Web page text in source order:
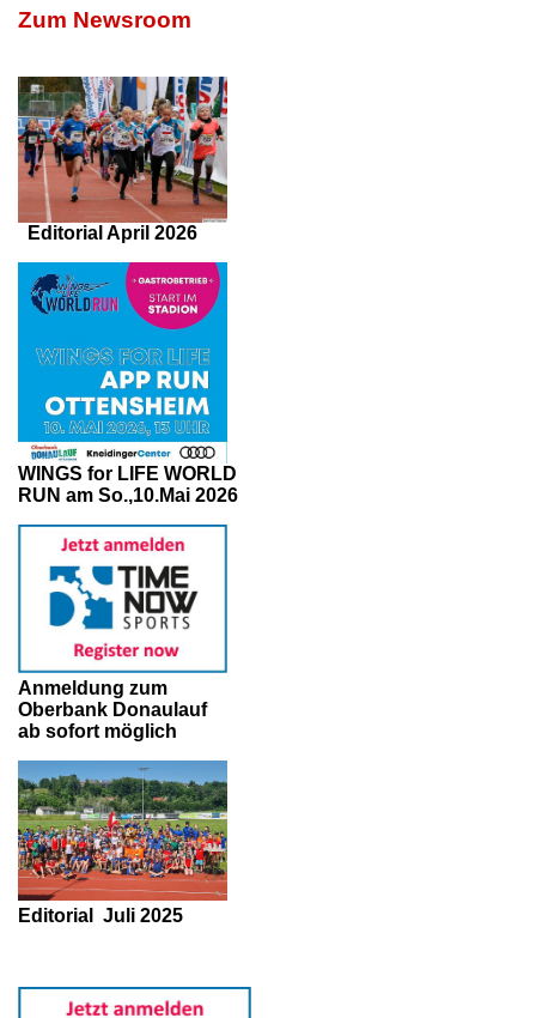
Zum Newsroom
Editorial April 2026
WINGS for LIFE WORLD
RUN am So.,10.Mai 2026
Anmeldung zum
Oberbank Donaulauf
ab sofort möglich
Editorial Juli 2025